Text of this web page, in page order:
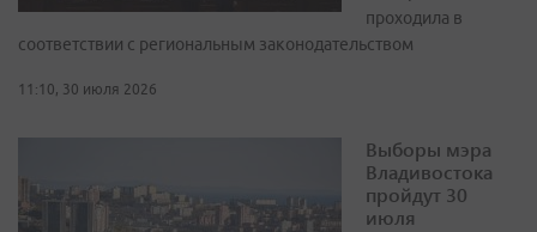
проходила в
соответствии с региональным законодательством
11:10, 30 июля 2026
Выборы мэра
Владивостока
пройдут 30
июля